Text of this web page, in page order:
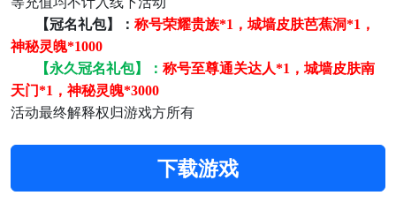
【冠名礼包】： 称号荣耀贵族*1，城墙皮肤芭蕉洞*1，
神秘灵魄*1000
【永久冠名礼包】： 称号至尊通关达人*1，城墙皮肤南
天门*1，神秘灵魄*3000
活动最终解释权归游戏方所有
下载游戏